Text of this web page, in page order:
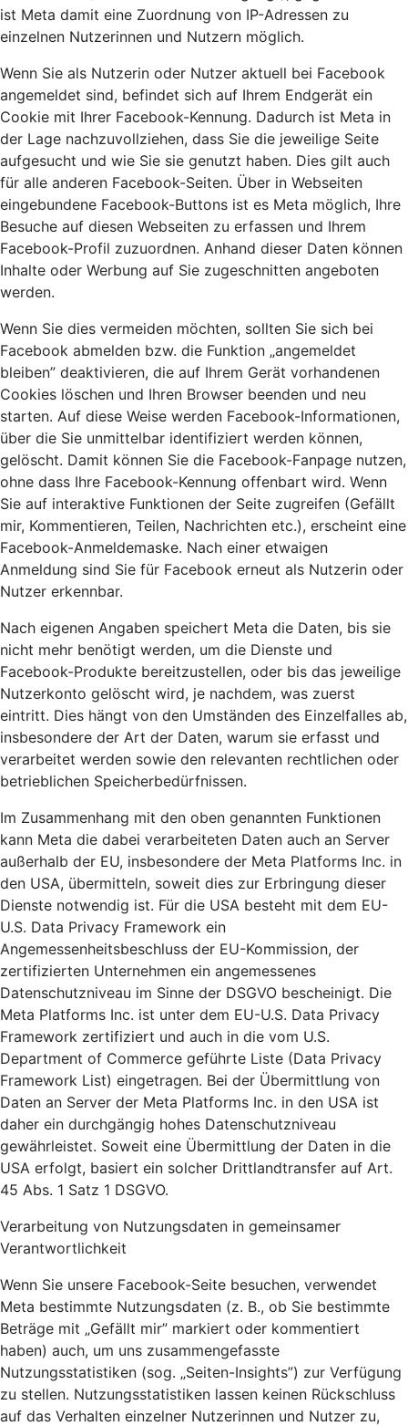
ist Meta damit eine Zuordnung von IP-Adressen zu
einzelnen Nutzerinnen und Nutzern möglich.
Wenn Sie als Nutzerin oder Nutzer aktuell bei Facebook
angemeldet sind, befindet sich auf Ihrem Endgerät ein
Cookie mit Ihrer Facebook-Kennung. Dadurch ist Meta in
der Lage nachzuvollziehen, dass Sie die jeweilige Seite
aufgesucht und wie Sie sie genutzt haben. Dies gilt auch
für alle anderen Facebook-Seiten. Über in Webseiten
eingebundene Facebook-Buttons ist es Meta möglich, Ihre
Besuche auf diesen Webseiten zu erfassen und Ihrem
Facebook-Profil zuzuordnen. Anhand dieser Daten können
Inhalte oder Werbung auf Sie zugeschnitten angeboten
werden.
Wenn Sie dies vermeiden möchten, sollten Sie sich bei
Facebook abmelden bzw. die Funktion „angemeldet
bleiben” deaktivieren, die auf Ihrem Gerät vorhandenen
Cookies löschen und Ihren Browser beenden und neu
starten. Auf diese Weise werden Facebook-Informationen,
über die Sie unmittelbar identifiziert werden können,
gelöscht. Damit können Sie die Facebook-Fanpage nutzen,
ohne dass Ihre Facebook-Kennung offenbart wird. Wenn
Sie auf interaktive Funktionen der Seite zugreifen (Gefällt
mir, Kommentieren, Teilen, Nachrichten etc.), erscheint eine
Facebook-Anmeldemaske. Nach einer etwaigen
Anmeldung sind Sie für Facebook erneut als Nutzerin oder
Nutzer erkennbar.
Nach eigenen Angaben speichert Meta die Daten, bis sie
nicht mehr benötigt werden, um die Dienste und
Facebook-Produkte bereitzustellen, oder bis das jeweilige
Nutzerkonto gelöscht wird, je nachdem, was zuerst
eintritt. Dies hängt von den Umständen des Einzelfalles ab,
insbesondere der Art der Daten, warum sie erfasst und
verarbeitet werden sowie den relevanten rechtlichen oder
betrieblichen Speicherbedürfnissen.
Im Zusammenhang mit den oben genannten Funktionen
kann Meta die dabei verarbeiteten Daten auch an Server
außerhalb der EU, insbesondere der Meta Platforms Inc. in
den USA, übermitteln, soweit dies zur Erbringung dieser
Dienste notwendig ist. Für die USA besteht mit dem EU-
U.S. Data Privacy Framework ein
Angemessenheitsbeschluss der EU-Kommission, der
zertifizierten Unternehmen ein angemessenes
Datenschutzniveau im Sinne der DSGVO bescheinigt. Die
Meta Platforms Inc. ist unter dem EU-U.S. Data Privacy
Framework zertifiziert und auch in die vom U.S.
Department of Commerce geführte Liste (Data Privacy
Framework List) eingetragen. Bei der Übermittlung von
Daten an Server der Meta Platforms Inc. in den USA ist
daher ein durchgängig hohes Datenschutzniveau
gewährleistet. Soweit eine Übermittlung der Daten in die
USA erfolgt, basiert ein solcher Drittlandtransfer auf Art.
45 Abs. 1 Satz 1 DSGVO.
Verarbeitung von Nutzungsdaten in gemeinsamer
Verantwortlichkeit
Wenn Sie unsere Facebook-Seite besuchen, verwendet
Meta bestimmte Nutzungsdaten (z. B., ob Sie bestimmte
Beträge mit „Gefällt mir” markiert oder kommentiert
haben) auch, um uns zusammengefasste
Nutzungsstatistiken (sog. „Seiten-Insights”) zur Verfügung
zu stellen. Nutzungsstatistiken lassen keinen Rückschluss
auf das Verhalten einzelner Nutzerinnen und Nutzer zu,